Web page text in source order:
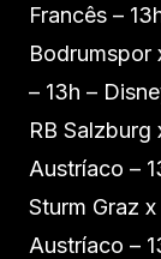
Francês –
Bodrumspor
– 13h –
RB Salzburg
Austríaco –
Sturm Graz
Austríaco –